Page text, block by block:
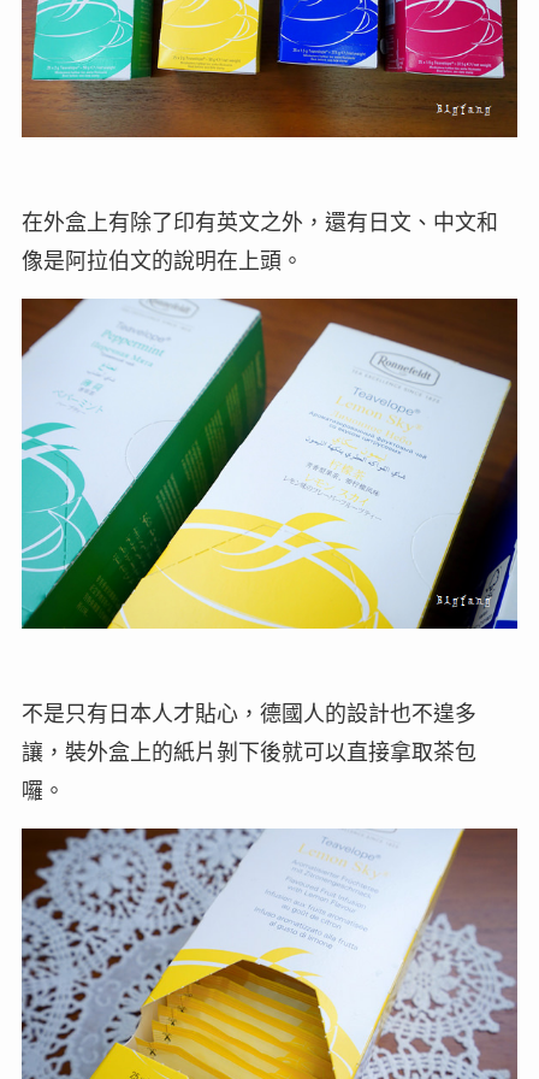
在外盒上有除了印有英文之外，還有日文、中文和
像是阿拉伯文的說明在上頭。
不是只有日本人才貼心，德國人的設計也不遑多
讓，裝外盒上的紙片剝下後就可以直接拿取茶包
囉。